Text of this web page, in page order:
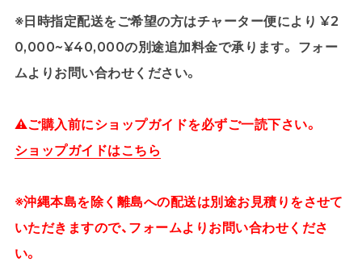
※日時指定配送をご希望の方はチャーター便により ¥2
0,000~¥40,000の別途追加料金で承ります。 フォー
ムよりお問い合わせください。
⚠ご購入前にショップガイドを必ずご一読下さい。
ショップガイドはこちら
※沖縄本島を除く離島への配送は別途お見積りをさせて
いただきますので、フォームよりお問い合わせくださ
い。